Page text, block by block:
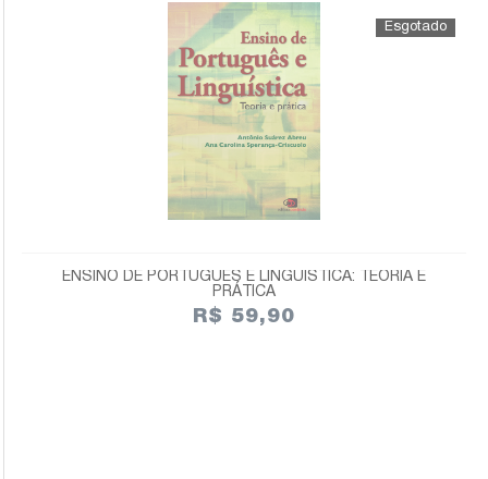
ENSINO DE PORTUGUÊS E LINGUÍSTICA: TEORIA E
PRÁTICA
R$ 59,90